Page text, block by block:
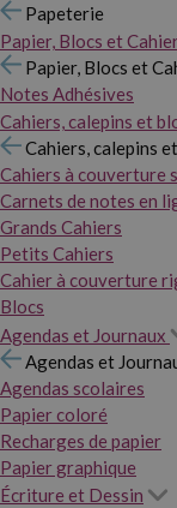
Papeterie
Papier, Blocs et
Papier, Blocs et
Notes Adhésives
Cahiers, calepins et
Cahiers, calepins
Cahiers à couverture
Carnets de notes en
Grands Cahiers
Petits Cahiers
Cahier à couverture
Blocs
Agendas et Journaux
Agendas et
Agendas scolaires
Papier coloré
Recharges de papier
Papier graphique
Écriture et Dessin